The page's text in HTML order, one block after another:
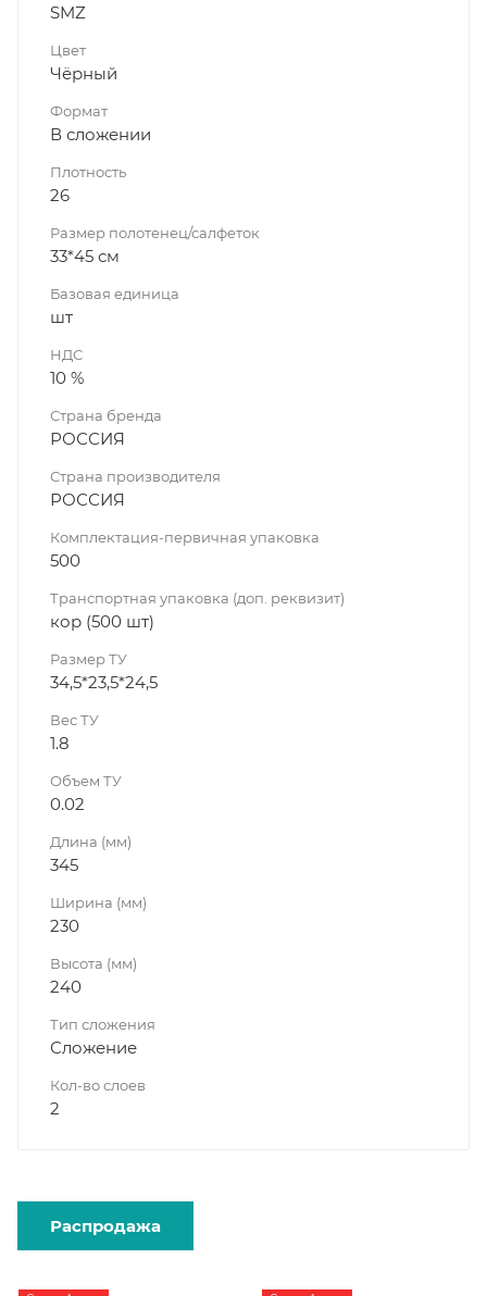
SMZ
Цвет
Чёрный
Формат
В сложении
Плотность
26
Размер полотенец/салфеток
33*45 см
Базовая единица
шт
НДС
10 %
Страна бренда
РОССИЯ
Страна производителя
РОССИЯ
Комплектация-первичная упаковка
500
Транспортная упаковка (доп. реквизит)
кор (500 шт)
Размер ТУ
34,5*23,5*24,5
Вес ТУ
1.8
Объем ТУ
0.02
Длина (мм)
345
Ширина (мм)
230
Высота (мм)
240
Тип сложения
Сложение
Кол-во слоев
2
Распродажа